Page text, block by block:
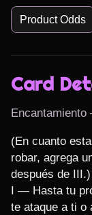
Product Odds
Card
(En cuanto
robar, agrega
después de III.)
I — Hasta tu
te ataque a ti o